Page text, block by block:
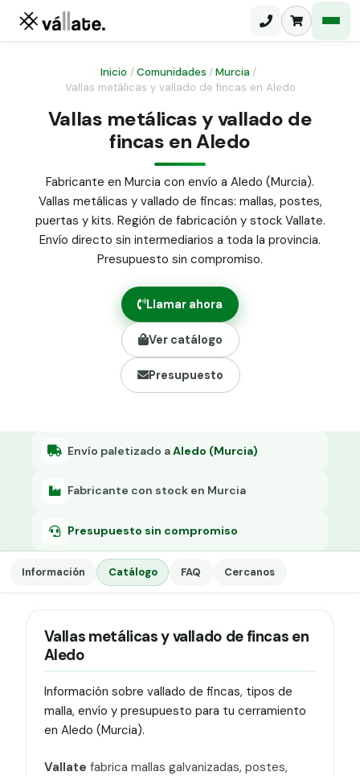
Malla ganadera
Malla simple torsión
Malla triple torsión
Panel malla H.
Puerta abatible dos hojas
Puerta acceso peatonal
Poste malla Hércules
Poste malla simple torsión
Alambre de espino galvanizado
Alambre liso galvanizado
Malla ocultación 70 g/m² verde
Abrazadera PVC malla H.
Grapa malla H.
Inicio /Comunidades /Murcia /
Vallas metálicas y vallado de fincas en Aledo
Vallas metálicas y vallado de
fincas en Aledo
Fabricante en Murcia con envío a Aledo (Murcia).
Vallas metálicas y vallado de fincas: mallas, postes,
puertas y kits. Región de fabricación y stock Vallate.
Envío directo sin intermediarios a toda la provincia.
Presupuesto sin compromiso.
Llamar ahora
Ver catálogo
Presupuesto
Envío paletizado aAledo (Murcia)
Fabricante con stock en Murcia
Presupuesto sin compromiso
Información Catálogo FAQ Cercanos
Vallas metálicas y vallado de fincas en
Aledo
Información sobre vallado de fincas, tipos de
malla, envío y presupuesto para tu cerramiento
en Aledo (Murcia).
Vallate fabrica mallas galvanizadas, postes,